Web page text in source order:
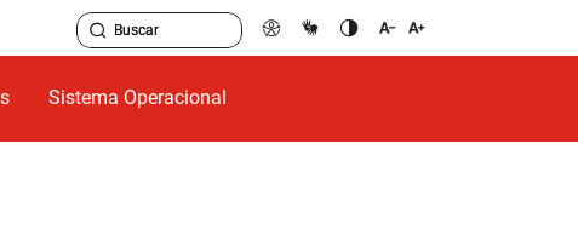
Sistema Operacional